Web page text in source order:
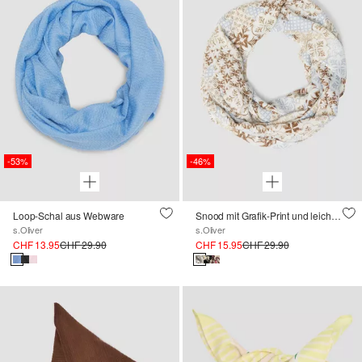
-53%
Loop-Schal aus Webware
s.Oliver
CHF 13.95CHF 29.90
-46%
Snood mit Grafik-Print und leichtem Mustermix
s.Oliver
CHF 15.95CHF 29.90